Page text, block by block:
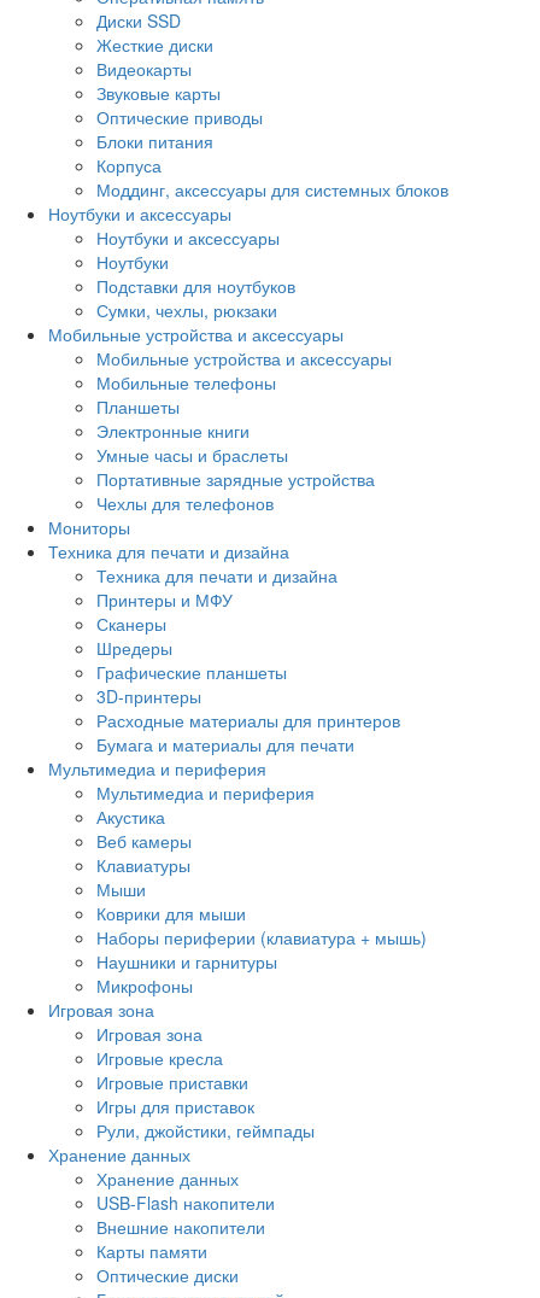
Диски SSD
Жесткие диски
Видеокарты
Звуковые карты
Оптические приводы
Блоки питания
Корпуса
Моддинг, аксессуары для системных блоков
Ноутбуки и аксессуары
Ноутбуки и аксессуары
Ноутбуки
Подставки для ноутбуков
Сумки, чехлы, рюкзаки
Мобильные устройства и аксессуары
Мобильные устройства и аксессуары
Мобильные телефоны
Планшеты
Электронные книги
Умные часы и браслеты
Портативные зарядные устройства
Чехлы для телефонов
Мониторы
Техника для печати и дизайна
Техника для печати и дизайна
Принтеры и МФУ
Сканеры
Шредеры
Графические планшеты
3D-принтеры
Расходные материалы для принтеров
Бумага и материалы для печати
Мультимедиа и периферия
Мультимедиа и периферия
Акустика
Веб камеры
Клавиатуры
Мыши
Коврики для мыши
Наборы периферии (клавиатура + мышь)
Наушники и гарнитуры
Микрофоны
Игровая зона
Игровая зона
Игровые кресла
Игровые приставки
Игры для приставок
Рули, джойстики, геймпады
Хранение данных
Хранение данных
USB-Flash накопители
Внешние накопители
Карты памяти
Оптические диски